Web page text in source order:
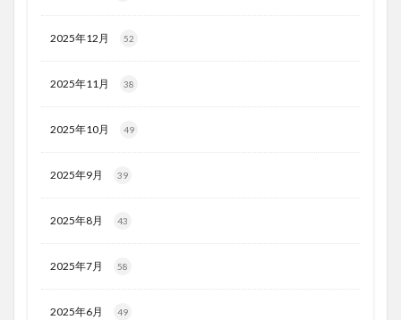
2025年12月 52
2025年11月 38
2025年10月 49
2025年9月 39
2025年8月 43
2025年7月 58
2025年6月 49